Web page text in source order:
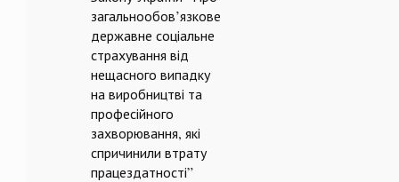
загальнообов’язкове
державне соціальне
страхування від
нещасного випадку
на виробництві та
професійного
захворювання, які
спричинили втрату
працездатності”